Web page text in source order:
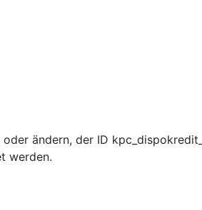
ändern, der ID
werden.